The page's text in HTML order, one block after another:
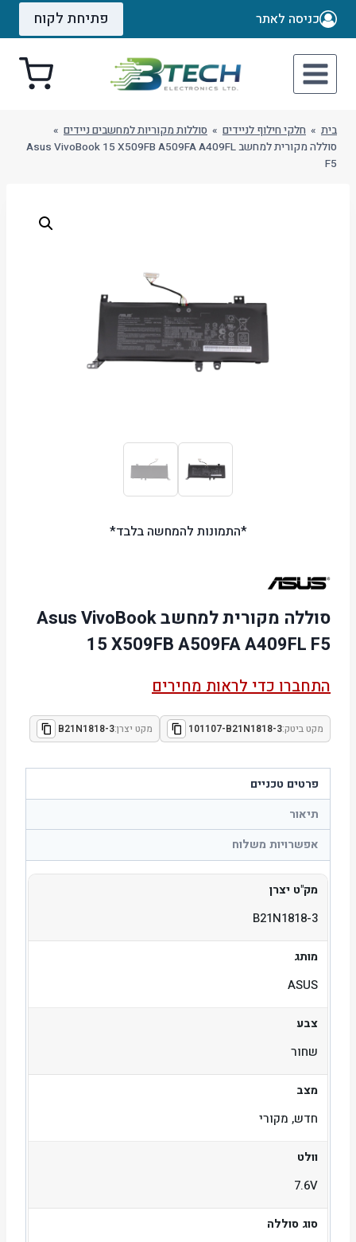
Skip
כניסה לאתר פתיחת לקוח
בית » חלקי חילוף לניידים » סוללות מקוריות למחשבים ניידים »
סוללה מקורית למחשב Asus VivoBook 15 X509FB A509FA A409FL
F5
*התמונות להמחשה בלבד*
סוללה מקורית למחשב Asus VivoBook
15 X509FB A509FA A409FL F5
התחברו כדי לראות מחירים
מקט ביטק:101107-B21N1818-3 מקט יצרן:B21N1818-3
פרטים טכניים
תיאור
אפשרויות משלוח
מק"ט יצרן
B21N1818-3
מותג
ASUS
צבע
שחור
מצב
חדש, מקורי
וולט
7.6V
סוג סוללה